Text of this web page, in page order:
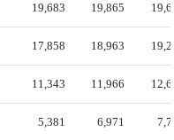
19,683 19,865
17,858 18,963
11,343 11,966
5,381 6,971